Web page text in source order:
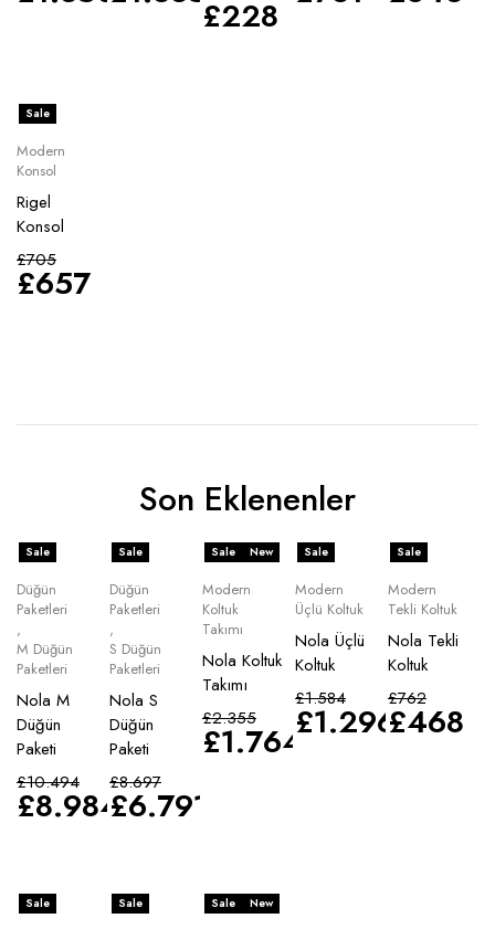
£228
Sale
Modern
Konsol
Rigel
Konsol
£705
£657
Son Eklenenler
Sale
Düğün
Paketleri
,
M Düğün
Paketleri
Nola M
Düğün
Paketi
£10.494
£8.984
Sale
Düğün
Paketleri
,
S Düğün
Paketleri
Nola S
Düğün
Paketi
£8.697
£6.791
Sale New
Modern
Koltuk
Takımı
Nola Koltuk
Takımı
£2.355
£1.764
Sale
Modern
Üçlü Koltuk
Nola Üçlü
Koltuk
£1.584
£1.296
Sale
Modern
Tekli Koltuk
Nola Tekli
Koltuk
£762
£468
Sale Sale Sale New